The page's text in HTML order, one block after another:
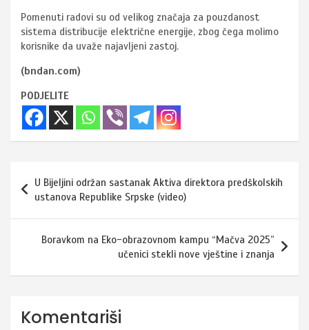
Pomenuti radovi su od velikog značaja za pouzdanost
sistema distribucije električne energije, zbog čega molimo
korisnike da uvaže najavljeni zastoj.
(bndan.com)
PODJELITE
Navigacija
članaka
U Bijeljini održan sastanak Aktiva direktora predškolskih
ustanova Republike Srpske (video)
Boravkom na Eko-obrazovnom kampu “Mačva 2025”
učenici stekli nove vještine i znanja
Komentariši